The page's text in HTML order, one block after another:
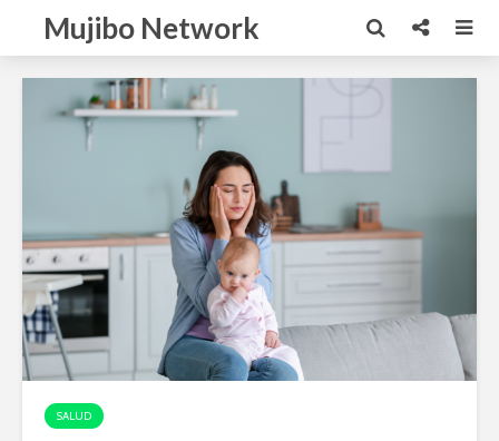
Mujibo Network
SALUD